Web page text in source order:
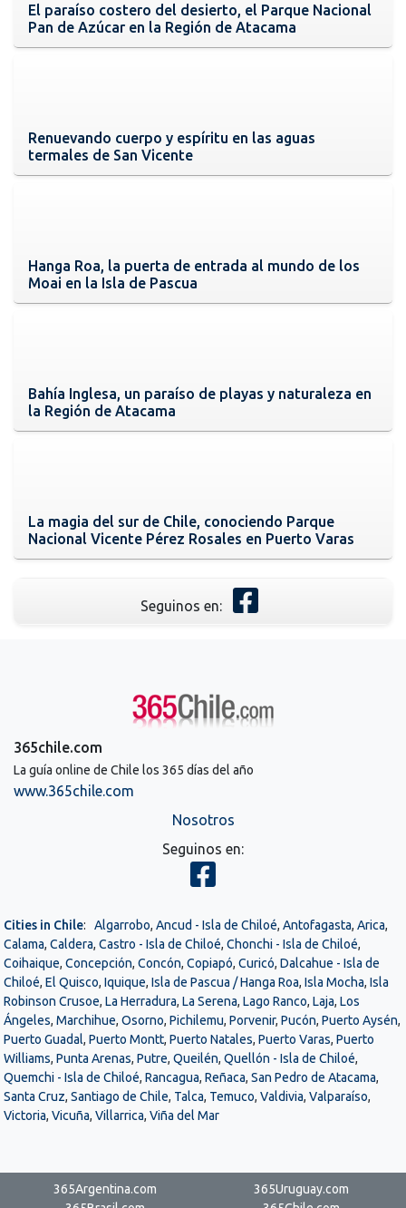
El paraíso costero del desierto, el Parque Nacional
Pan de Azúcar en la Región de Atacama
Renuevando cuerpo y espíritu en las aguas
termales de San Vicente
Hanga Roa, la puerta de entrada al mundo de los
Moai en la Isla de Pascua
Bahía Inglesa, un paraíso de playas y naturaleza en
la Región de Atacama
La magia del sur de Chile, conociendo Parque
Nacional Vicente Pérez Rosales en Puerto Varas
Seguinos en:
365chile.com
La guía online de Chile los 365 días del año
www.365chile.com
Nosotros
Seguinos en:
Cities in Chile: Algarrobo, Ancud - Isla de Chiloé, Antofagasta, Arica,
Calama, Caldera, Castro - Isla de Chiloé, Chonchi - Isla de Chiloé,
Coihaique, Concepción, Concón, Copiapó, Curicó, Dalcahue - Isla de
Chiloé, El Quisco, Iquique, Isla de Pascua / Hanga Roa, Isla Mocha, Isla
Robinson Crusoe, La Herradura, La Serena, Lago Ranco, Laja, Los
Ángeles, Marchihue, Osorno, Pichilemu, Porvenir, Pucón, Puerto Aysén,
Puerto Guadal, Puerto Montt, Puerto Natales, Puerto Varas, Puerto
Williams, Punta Arenas, Putre, Queilén, Quellón - Isla de Chiloé,
Quemchi - Isla de Chiloé, Rancagua, Reñaca, San Pedro de Atacama,
Santa Cruz, Santiago de Chile, Talca, Temuco, Valdivia, Valparaíso,
Victoria, Vicuña, Villarrica, Viña del Mar
365Argentina.com
365Uruguay.com